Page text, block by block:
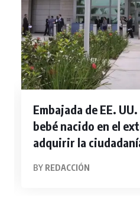
Embajada de EE.
bebé nacido en el
adquirir la
BY REDACCIÓN